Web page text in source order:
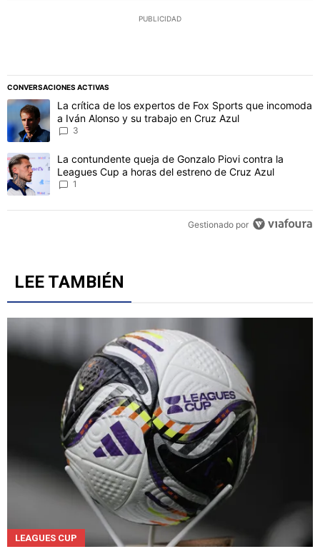
PUBLICIDAD
CONVERSACIONES ACTIVAS
Este listado muestra los artículos con más comentarios en los
Un artículo de tendencia con el título "La crítica de los expertos
La crítica de los expertos de Fox Sports que incomoda
a Iván Alonso y su trabajo en Cruz Azul
3
Un artículo de tendencia con el título "La contundente queja de
La contundente queja de Gonzalo Piovi contra la
Leagues Cup a horas del estreno de Cruz Azul
1
Gestionado por
LEE TAMBIÉN
LEAGUES CUP